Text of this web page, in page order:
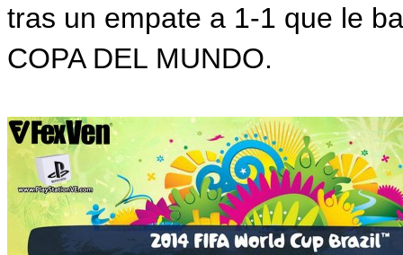
tras un empate a 1-1 que le
COPA DEL MUNDO.